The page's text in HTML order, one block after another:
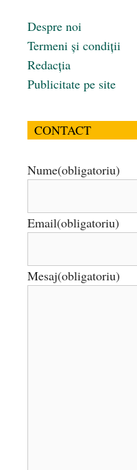
Despre noi
Termeni și condiții
Redacția
Publicitate pe site
CONTACT
Nume(obligatoriu)
Email(obligatoriu)
Mesaj(obligatoriu)